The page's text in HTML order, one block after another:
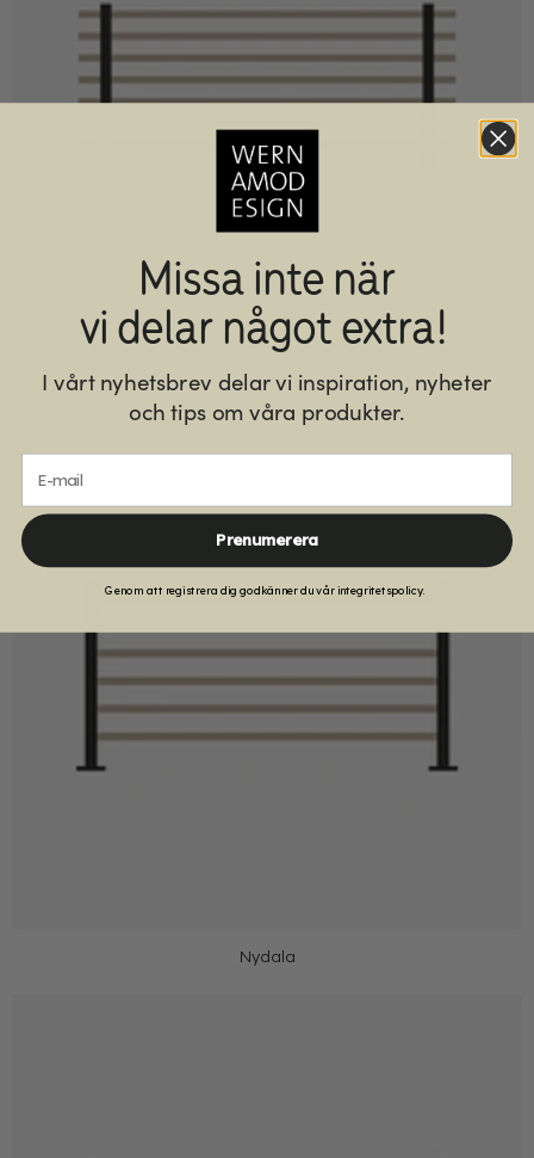
Drömminge
Nydala
Missa inte när
vi delar något extra!
I vårt nyhetsbrev delar vi inspiration, nyheter
och tips om våra produkter.
E-mail
Prenumerera
Genom att registrera dig godkänner du vår integritetspolicy.